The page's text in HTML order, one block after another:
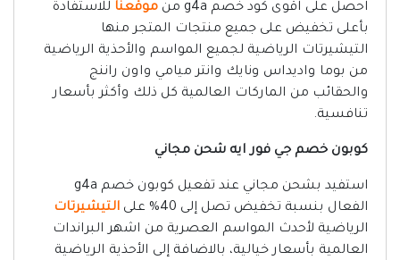
احصل على اقوى كود خصم g4a من موقعنا للاستفادة
بأعلى تخفيض على جميع منتجات المتجر منها
التيشيرتات الرياضية لجميع المواسم والأحذية الرياضية
من بوما واديداس ونايك وانتر ميامي واون راننج
والحقائب من الماركات العالمية كل ذلك وأكثر بأسعار
تنافسية.
كوبون خصم جي فور ايه شحن مجاني
استفيد بشحن مجاني عند تفعيل كوبون خصم g4a
الفعال بنسبة تخفيض تصل إلى 40% على
التيشيرتات
الرياضية لأحدث المواسم العصرية من اشهر البراندات
العالمية بأسعار خيالية، بالاضافة إلى الأحذية الرياضية